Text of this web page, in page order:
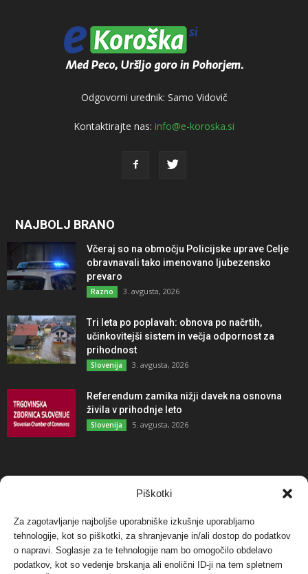
Piškotki
Za zagotavljanje najboljše uporabniške izkušnje uporabljamo
tehnologije, kot so piškotki, za shranjevanje in/ali dostop do podatkov
o napravi. Soglasje za te tehnologije nam bo omogočilo obdelavo
podatkov, kot so vedenje brskanja ali enolični ID-ji na tem spletnem
Odgovorni urednik: Samo Vidovič
Kontaktirajte nas: info@e-koroska.si
NAJBOLJ BRANO
Včeraj so na območju Policijske uprave Celje
obravnavali tako imenovano ljubezensko
prevaro
Razno 3. avgusta, 2026
Tri leta po poplavah: obnova po načrtih,
učinkovitejši sistem in večja odpornost za
prihodnost
Slovenija 3. avgusta, 2026
Referendum zamika nižji davek na osnovna
živila v prihodnje leto
Slovenija 5. avgusta, 2026
NAJBOLJ KOMENTIRANO
Protest proti vetrnim elektrarnam na Ojstrici, v
svetu pa vedno bolj...
Dogodki 12. maja, 2017